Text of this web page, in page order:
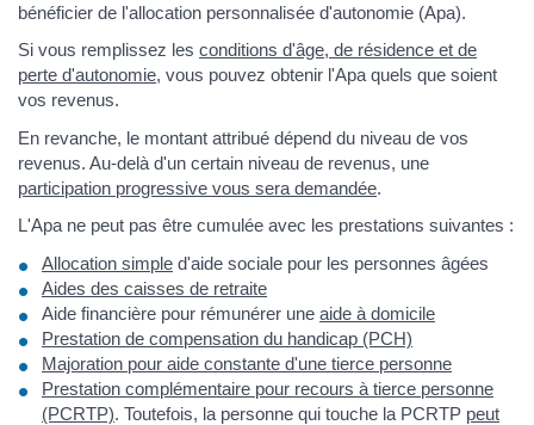
bénéficier de l'allocation personnalisée d'autonomie (Apa).
Si vous remplissez les conditions d'âge, de résidence et de
perte d'autonomie, vous pouvez obtenir l'Apa quels que soient
vos revenus.
En revanche, le montant attribué dépend du niveau de vos
revenus. Au-delà d'un certain niveau de revenus, une
participation progressive vous sera demandée.
L'Apa ne peut pas être cumulée avec les prestations suivantes :
Allocation simple d'aide sociale pour les personnes âgées
Aides des caisses de retraite
Aide financière pour rémunérer une aide à domicile
Prestation de compensation du handicap (PCH)
Majoration pour aide constante d'une tierce personne
Prestation complémentaire pour recours à tierce personne
(PCRTP). Toutefois, la personne qui touche la PCRTP peut